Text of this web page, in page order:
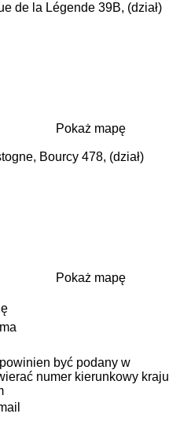
de la Légende 39B, (dział)
Pokaż mapę
Bourcy 478, (dział)
Pokaż mapę
być podany w
numer kierunkowy kraju